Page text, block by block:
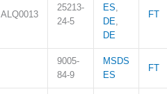
ALQ0013
25213-
24-5
ES,
DE,
DE
FT
9005-
84-9
MSDS
ES
FT